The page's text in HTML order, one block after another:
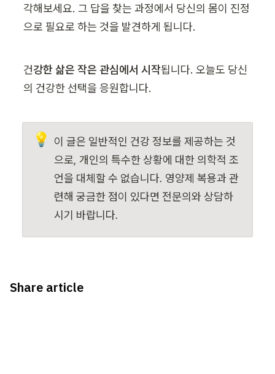
각해보세요. 그 답을 찾는 과정에서 당신의 몸이 진정
으로 필요로 하는 것을 발견하게 됩니다.
건강한 삶은 작은 관심에서 시작됩니다. 오늘도 당신
의 건강한 선택을 응원합니다.
💡 이 글은 일반적인 건강 정보를 제공하는 것
으로, 개인의 특수한 상황에 대한 의학적 조
언을 대체할 수 없습니다. 영양제 복용과 관
련해 궁금한 점이 있다면 전문의와 상담하
시기 바랍니다.
Share article